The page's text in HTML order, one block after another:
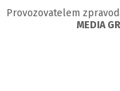
Provozovatelem
MEDIA